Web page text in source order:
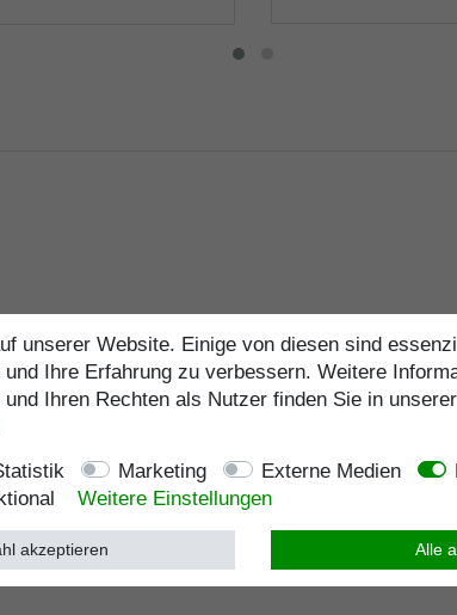
unserer Website. Einige von diesen sind
Ihre Erfahrung zu verbessern. Weitere
Ihren Rechten als Nutzer finden Sie in unserer
Marketing Externe Medien
Weitere Einstellungen
Alle
akzeptieren